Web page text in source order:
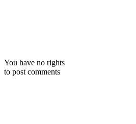
You have no rights
to post comments